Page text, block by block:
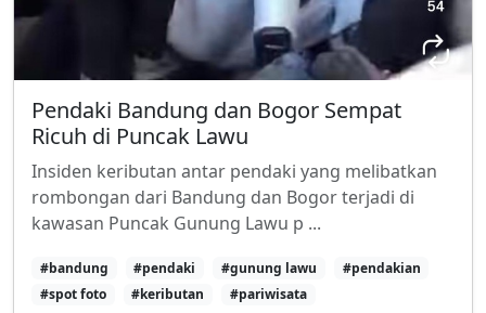
Pendaki Bandung dan Bogor Sempat
Ricuh di Puncak Lawu
Insiden keributan antar pendaki yang melibatkan
rombongan dari Bandung dan Bogor terjadi di
kawasan Puncak Gunung Lawu p ...
#bandung #pendaki #gunung lawu
#pendakian
#spot foto
#keributan #pariwisata